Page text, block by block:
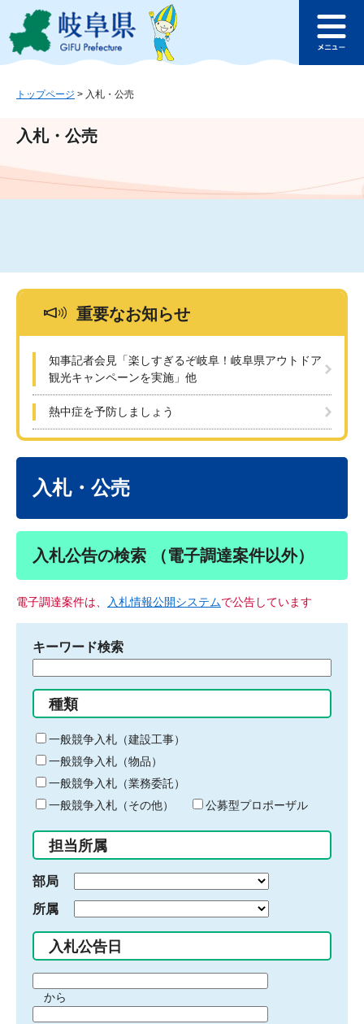
ジ
ュ
文
このページの本文へ
ュ
トップページ > 入札・公売
入札・公売
重要なお知らせ
知事記者会見「楽しすぎるぞ岐阜！岐阜県アウトドア
観光キャンペーンを実施」他
熱中症を予防しましょう
入札・公売
入札公告の検索 （電子調達案件以外）
電子調達案件は、 入札情報公開システムで公告しています
キーワード検索
る
キ
ー
ワ
ー
ド
入
力
種類
一般競争入札（建設工事）
一般競争入札（物品）
一般競争入札（業務委託）
一般競争入札（その他）
公募型プロポーザル
担当所属
部局
所属
入札公告日
間から